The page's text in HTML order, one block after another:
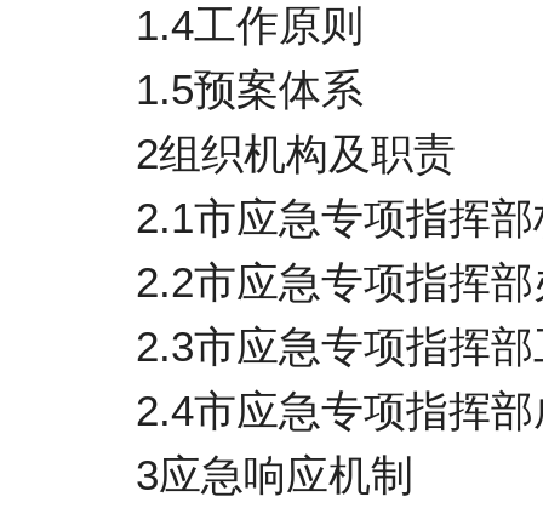
1.4工作原则
1.5预案体系
2组织机构及职责
2.1市应急专项指挥
2.2市应急专项指挥
2.3市应急专项指挥
2.4市应急专项指挥
3应急响应机制
新型冠状病毒感染的肺炎防控方